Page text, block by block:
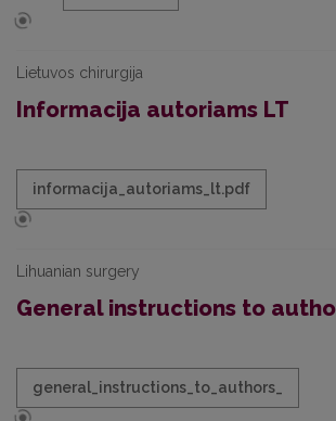
Lietuvos chirurgija
Informacija autoriams LT
informacija_autoriams_lt.pdf
Lihuanian surgery
General instructions to
general_instructions_to_authors_